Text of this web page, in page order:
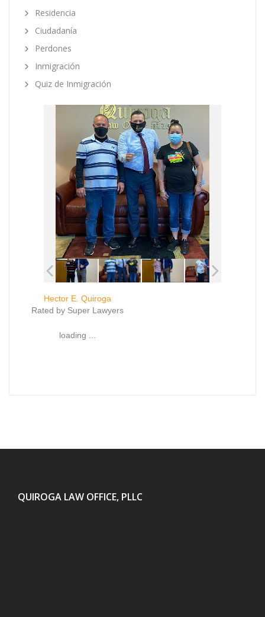
Residencia
Ciudadanía
Perdones
Inmigración
Quiz de Inmigración
Hector E. Quiroga
Rated by Super Lawyers
loading ...
QUIROGA LAW OFFICE, PLLC